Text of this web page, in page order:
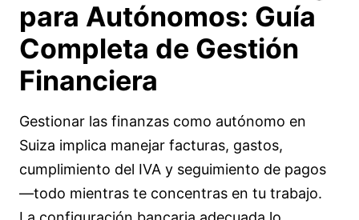
para Autónomos: Guía
Completa de Gestión
Financiera
Gestionar las finanzas como autónomo en
Suiza implica manejar facturas, gastos,
cumplimiento del IVA y seguimiento de pagos
—todo mientras te concentras en tu trabajo.